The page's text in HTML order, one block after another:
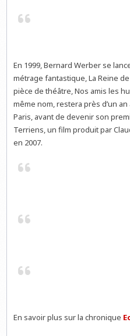
En 1999, Bernard Werber se
métrage fantastique, La Reine
pièce de théâtre, Nos amis les
même nom, restera près d’un an
Paris, avant de devenir son
Terriens, un film produit par
en 2007.
En savoir plus sur la chronique